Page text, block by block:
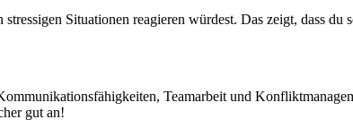
Situationen reagieren würdest. Das zeigt, dass
Teamarbeit und
gut an!